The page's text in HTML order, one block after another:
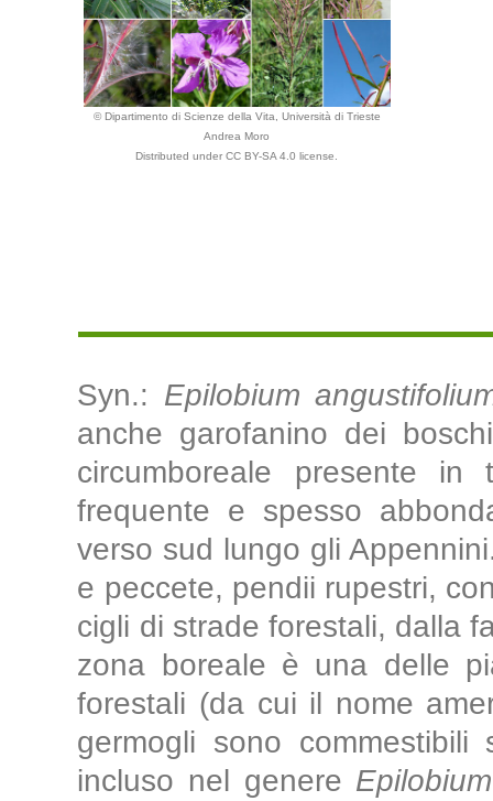
© Dipartimento di Scienze della Vita, Università di Trieste
Andrea Moro
Distributed under CC BY-SA 4.0 license.
Syn.: Epilobium
anche garofanino dei
circumboreale presente
frequente e spesso
verso sud lungo gli
e peccete, pendii rupestri,
cigli di strade forestali, dalla
zona boreale è una delle
forestali (da cui il nome
germogli sono
incluso nel genere Epilobium